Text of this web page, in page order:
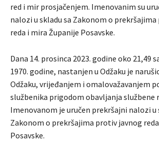
red i mir prosjačenjem. Imenovanim su
nalozi u skladu sa Zakonom o
reda i mira Županije Posavske.
Dana 14. prosinca 2023. godine oko 21,49
1970. godine, nastanjen u Odžaku je
Odžaku, vrijeđanjem i omalovažavanjem
službenika prigodom obavljanja službene
Imenovanom je uručen prekršajni nalozi u
Zakonom o prekršajima protiv javnog
Posavske.